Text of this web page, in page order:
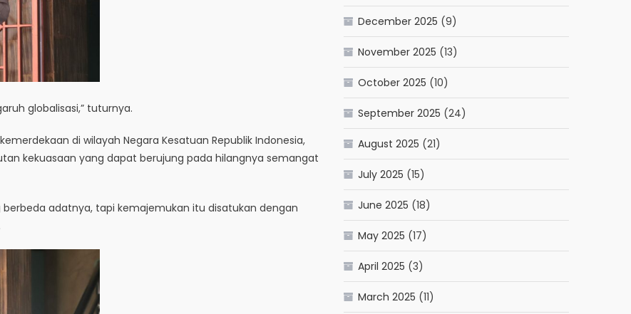
globalisasi,” tuturnya.
di wilayah Negara Kesatuan Republik Indonesia,
kekuasaan yang dapat berujung pada hilangnya semangat
adatnya, tapi kemajemukan itu disatukan dengan
December 2025 (9)
November 2025 (13)
October 2025 (10)
September 2025 (24)
August 2025 (21)
July 2025 (15)
June 2025 (18)
May 2025 (17)
April 2025 (3)
March 2025 (11)